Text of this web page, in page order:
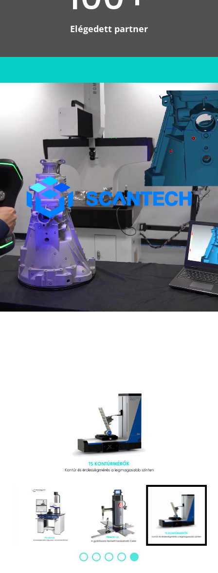
Elégedett partner